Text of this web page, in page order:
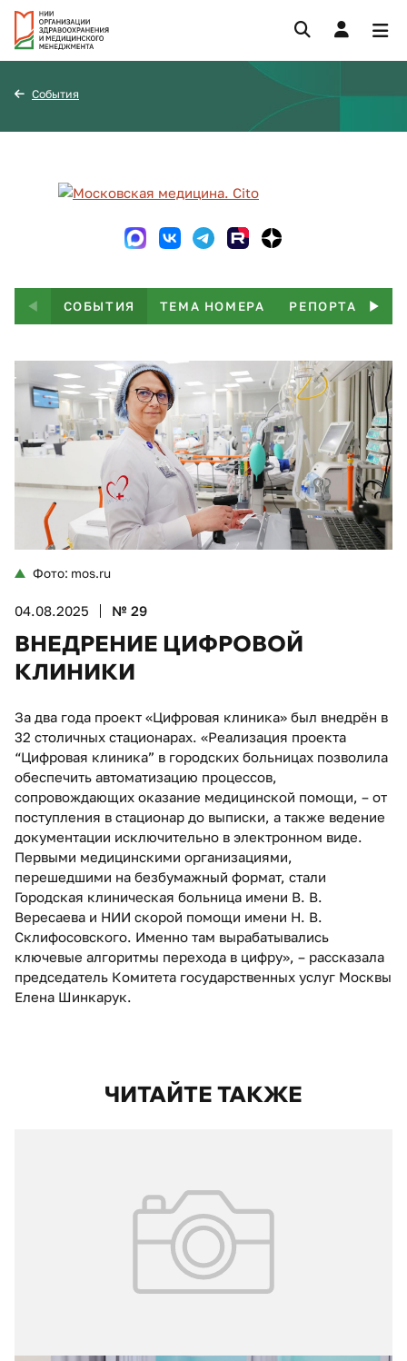
События
СОБЫТИЯ ТЕМА НОМЕРА РЕПОРТАЖ
Фото: mos.ru
04.08.2025 № 29
ВНЕДРЕНИЕ ЦИФРОВОЙ
КЛИНИКИ
За два года проект «Цифровая клиника» был внедрён в
32 столичных стационарах. «Реализация проекта
“Цифровая клиника” в городских больницах позволила
обеспечить автоматизацию процессов,
сопровождающих оказание медицинской помощи, – от
поступления в стационар до выписки, а также ведение
документации исключительно в электронном виде.
Первыми медицинскими организациями,
перешедшими на безбумажный формат, стали
Городская клиническая больница имени В. В.
Вересаева и НИИ скорой помощи имени Н. В.
Склифосовского. Именно там вырабатывались
ключевые алгоритмы перехода в цифру», – рассказала
председатель Комитета государственных услуг Москвы
Елена Шинкарук.
ЧИТАЙТЕ ТАКЖЕ